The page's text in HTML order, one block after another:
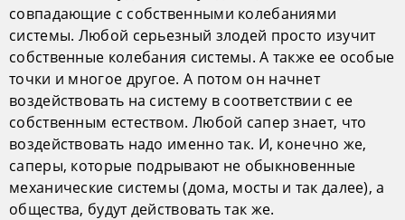
совпадающие с собственными колебаниями
системы. Любой серьезный злодей просто изучит
собственные колебания системы. А также ее особые
точки и многое другое. А потом он начнет
воздействовать на систему в соответствии с ее
собственным естеством. Любой сапер знает, что
воздействовать надо именно так. И, конечно же,
саперы, которые подрывают не обыкновенные
механические системы (дома, мосты и так далее), а
общества, будут действовать так же.